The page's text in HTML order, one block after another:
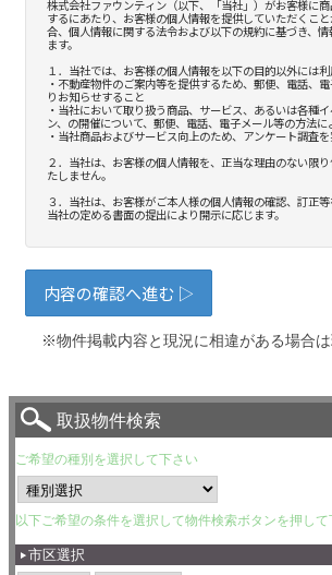
※物件掲載内容と現況に相違がある場合
取扱物件検索
ご希望の種別を選択して下さい
以下ご希望の条件を選択して物件検索ボタンを押し
市区選択